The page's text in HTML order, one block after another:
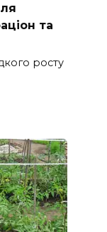
та
росту